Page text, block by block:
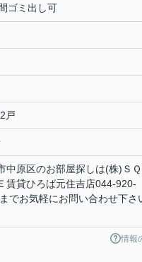
ゴミ出し可
戸
中原区のお部屋探しは(株)ＳＱ
賃貸ひろば元住吉店044-920-
でお気軽にお問い合わせ下さ
情報